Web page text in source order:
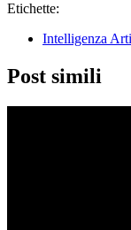
Etichette:
Intelligenza
Post simili